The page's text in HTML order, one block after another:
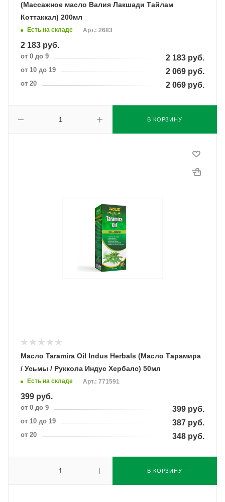
(Массажное масло Валия Лакшади Тайлам
Коттаккал) 200мл
Есть на складе Арт.: 2683
2 183 руб.
от 0 до 9 2 183 руб.
от 10 до 19 2 069 руб.
от 20 2 069 руб.
В КОРЗИНУ
Масло Taramira Oil Indus Herbals (Масло Тарамира
/ Усьмы / Руккола Индус Хербалс) 50мл
Есть на складе Арт.: 771591
399 руб.
от 0 до 9 399 руб.
от 10 до 19 387 руб.
от 20 348 руб.
В КОРЗИНУ